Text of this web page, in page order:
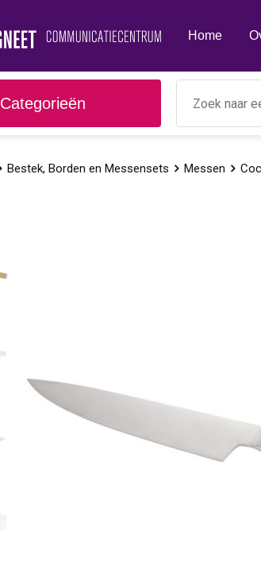
Home
Categorieën
Bestek, Borden en Messensets Messen